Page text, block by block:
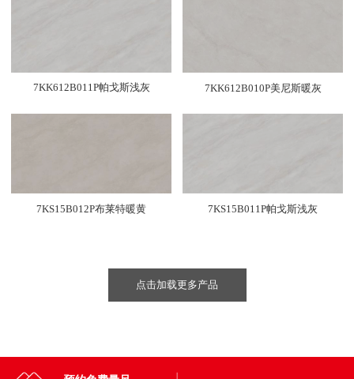
7KK612B011P帕戈斯浅灰 7KK612B010P美尼斯暖灰
7KS15B012P布莱特暖黄 7KS15B011P帕戈斯浅灰
点击加载更多产品